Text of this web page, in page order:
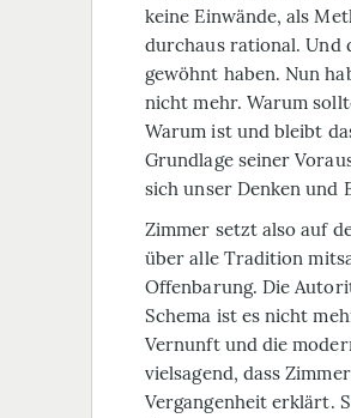
keine Einwände, als
durchaus rational. Und
gewöhnt haben. Nun
nicht mehr. Warum
Warum ist und bleibt
Grundlage seiner
sich unser Denken und
Zimmer setzt also auf
überalle Tradition
Offenbarung. Die
Schema ist es nicht
Vernunft und die
vielsagend, dass
Vergangenheit erklärt.